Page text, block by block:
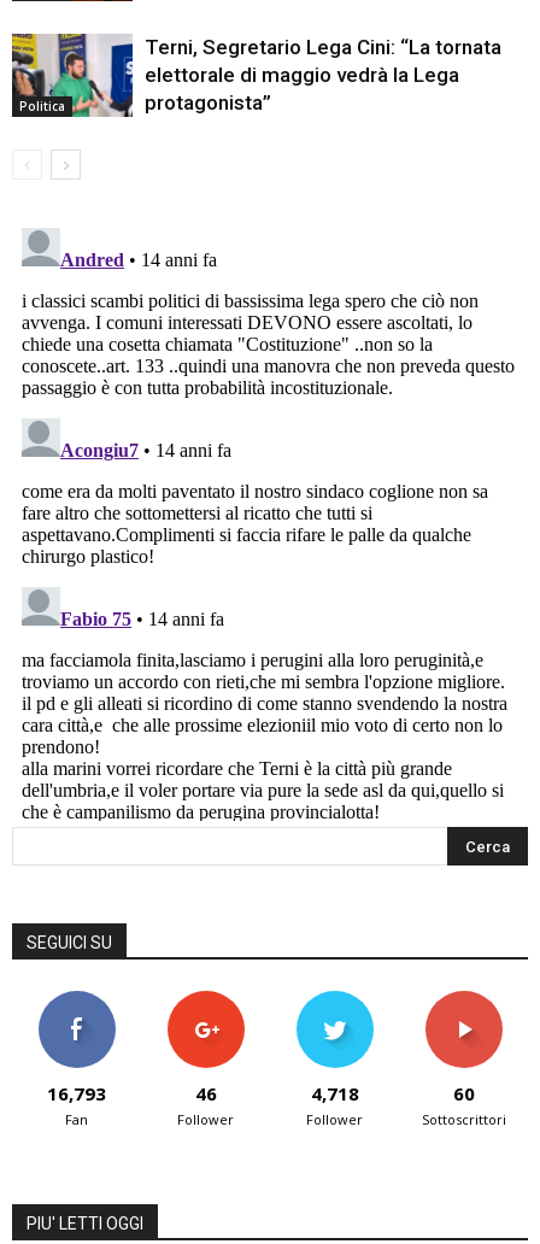
Politica
Terni, Segretario Lega Cini: “La tornata
elettorale di maggio vedrà la Lega
protagonista”
SEGUICI SU
16,793
Fan
46
Follower
4,718
Follower
60
Sottoscrittori
PIU' LETTI OGGI